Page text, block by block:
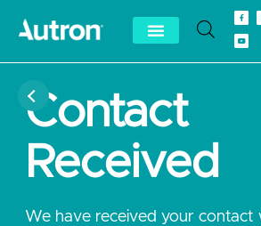
Contact
Received
We have received your contact